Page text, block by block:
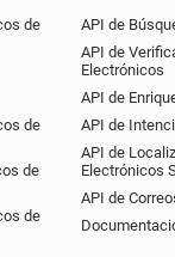
de
de
de
de
API de
API de
Electrónicos
API de
API de
API de
Electrónicos
API de